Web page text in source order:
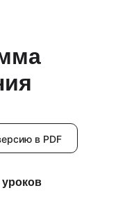
в PDF